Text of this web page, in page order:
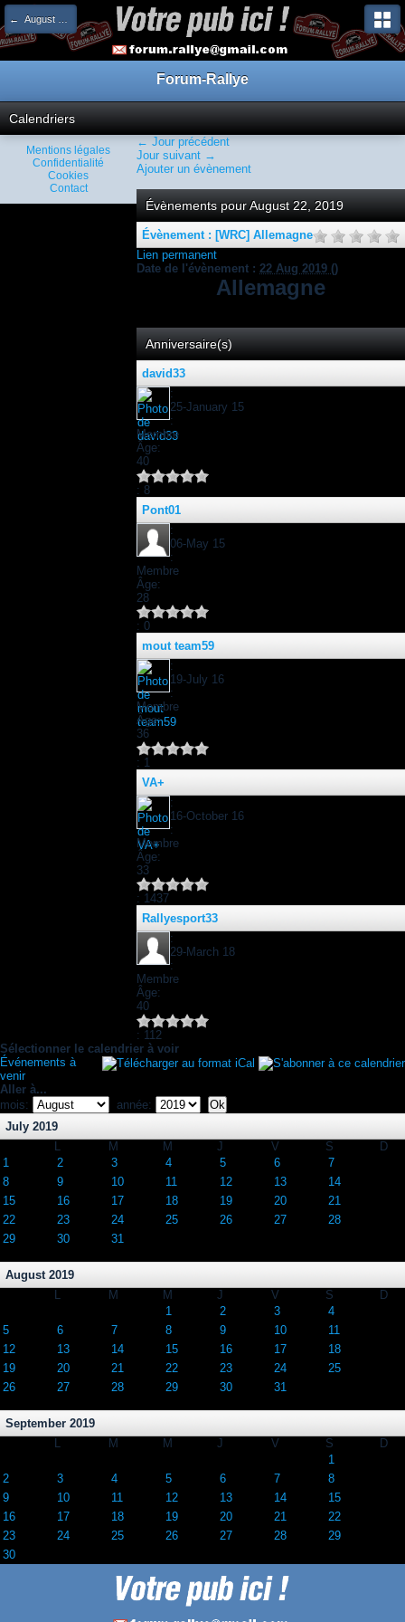
← August 2019
Forum-Rallye
Calendriers
← Jour précédent
Jour suivant →
Ajouter un évènement
Évènements pour August 22, 2019
Évènement : [WRC] Allemagne
Lien permanent
Date de l'évènement : 22 Aug 2019 ()
Allemagne
Anniversaire(s)
david33
:
25-January 15
:
Membre
Âge:
40
: 8
Pont01
:
06-May 15
:
Membre
Âge:
28
: 0
mout team59
:
19-July 16
:
Membre
Âge:
36
: 1
VA+
:
16-October 16
:
Membre
Âge:
33
: 1437
Rallyesport33
:
29-March 18
:
Membre
Âge:
40
: 112
Sélectionner le calendrier à voir
Événements à
venir
Aller à...
mois:
année:
July 2019
L
M M J V S
D
1
2 3 4 5 6
7
8
9 10 11 12 13
14
15
16 17 18 19 20
21
22
23 24 25 26 27
28
29
30 31
August 2019
L
M M J V S
D
1
2 3
4
5
6 7 8 9 10
11
12
13 14 15 16 17
18
19
20 21 22 23 24
25
26
27 28 29 30 31
September 2019
L
M M J V S
D
1
2
3 4 5 6 7
8
9
10 11 12 13 14
15
16
17 18 19 20 21
22
23
24 25 26 27 28
29
30
Mentions légales
Confidentialité
Cookies
Contact